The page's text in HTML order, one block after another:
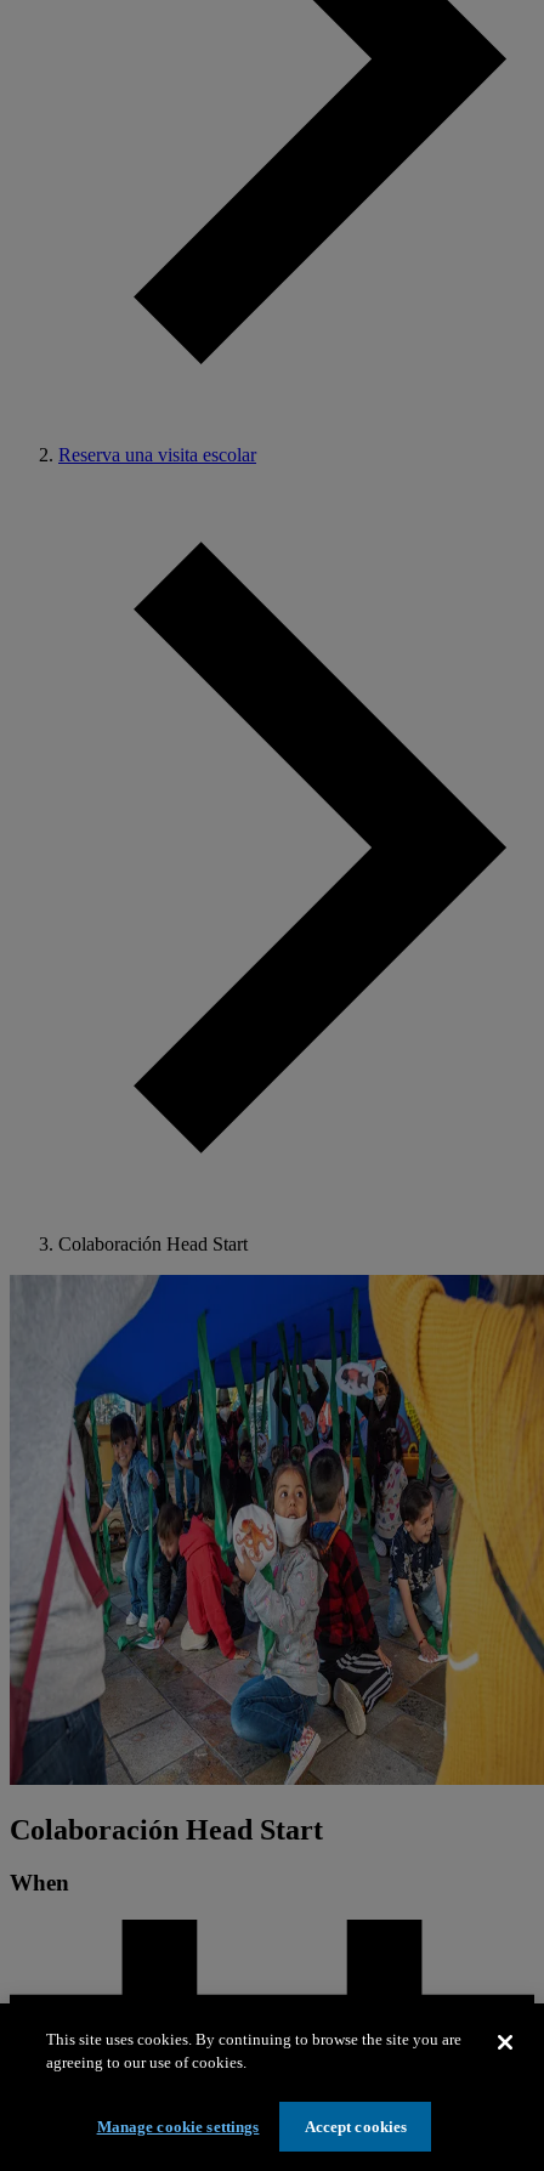
Reserva una visita escolar
Colaboración Head Start
Colaboración Head Start
When
This site uses cookies. By continuing to browse the site you are
agreeing to our use of cookies.
Manage cookie settings Accept cookies